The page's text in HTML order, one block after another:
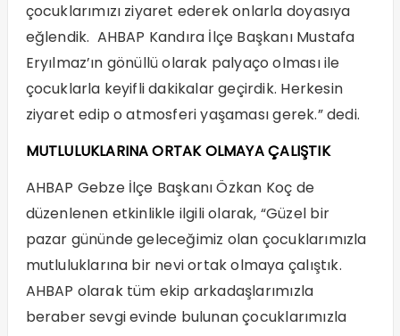
çocuklarımızı ziyaret ederek onlarla doyasıya
eğlendik. AHBAP Kandıra İlçe Başkanı Mustafa
Eryılmaz’ın gönüllü olarak palyaço olması ile
çocuklarla keyifli dakikalar geçirdik. Herkesin
ziyaret edip o atmosferi yaşaması gerek.” dedi.
MUTLULUKLARINA ORTAK OLMAYA ÇALIŞTIK
AHBAP Gebze İlçe Başkanı Özkan Koç de
düzenlenen etkinlikle ilgili olarak, “Güzel bir
pazar gününde geleceğimiz olan çocuklarımızla
mutluluklarına bir nevi ortak olmaya çalıştık.
AHBAP olarak tüm ekip arkadaşlarımızla
beraber sevgi evinde bulunan çocuklarımızla